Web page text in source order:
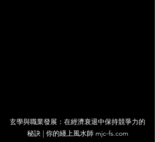
玄學與職業發展：在經濟衰退中保持競爭力的
秘訣 | 你的綫上風水師 mjc-fs.com